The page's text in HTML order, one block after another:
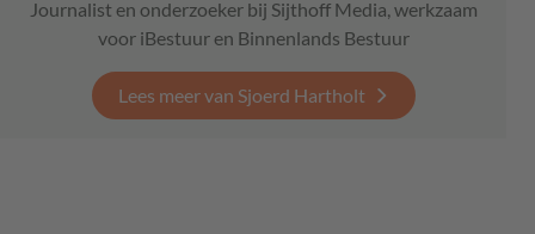
Journalist en onderzoeker bij Sijthoff Media, werkzaam
voor iBestuur en Binnenlands Bestuur
Lees meer van Sjoerd Hartholt